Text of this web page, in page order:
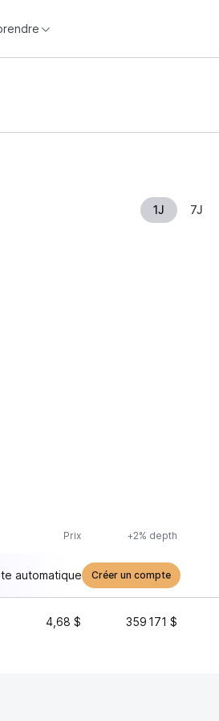
1J 7J
Prix +2% depth
automatique Créer un compte
4,68 $ 359 171 $